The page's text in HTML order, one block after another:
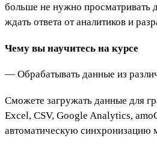
больше не нужно просматривать
ждать ответа от аналитиков и
Чему вы научитесь на курсе
— Обрабатывать данные из
Сможете загружать данные для
Excel, CSV, Google Analytics,
автоматическую синхронизацию